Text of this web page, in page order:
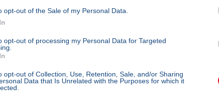
opt-out of the Sale of my Personal Data.
opt-out of processing my Personal Data for Targeted
opt-out of Collection, Use, Retention, Sale, and/or Sharing
Data that Is Unrelated with the Purposes for which it
a kifizetési kérelmeket szeptember
meg, így a pontos részletek és a
hónapjaiban válnak teljesen világossá.